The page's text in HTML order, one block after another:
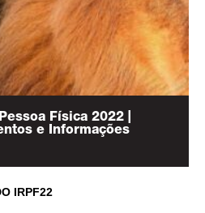
Física 2022 |
e Informações
IRPF22